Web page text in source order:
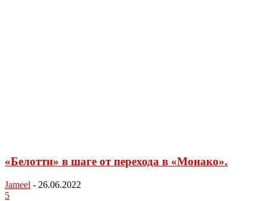
«Белотти» в шаге от перехода в «Монако».
Jameel - 26.06.2022
5